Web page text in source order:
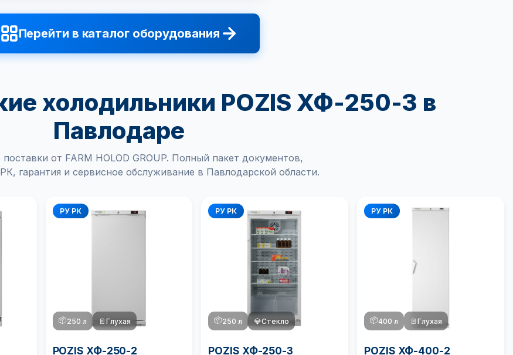
Перейти в каталог оборудования
холодильники POZIS ХФ-250-3 в
Павлодаре
от FARM HOLOD GROUP. Полный пакет документов,
гарантия и сервисное обслуживание в Павлодарской области.
РУ РК
📦250 л 🚪 Глухая
POZIS ХФ-250-2
РУ РК
📦250 л 💎Стекло
POZIS ХФ-250-3
РУ РК
📦400 л 🚪Глухая
POZIS ХФ-400-2